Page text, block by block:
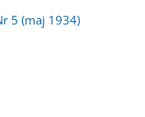
5 (maj 1934)